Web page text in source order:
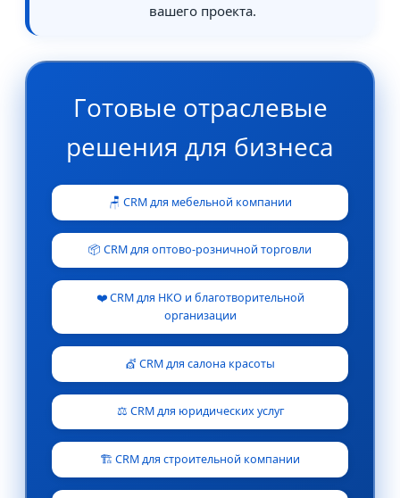
вашего проекта.
Готовые отраслевые
решения для бизнеса
🪑 CRM для мебельной компании
📦 CRM для оптово-розничной торговли
❤️ CRM для НКО и благотворительной
организации
💇 CRM для салона красоты
⚖️ CRM для юридических услуг
🏗️ CRM для строительной компании